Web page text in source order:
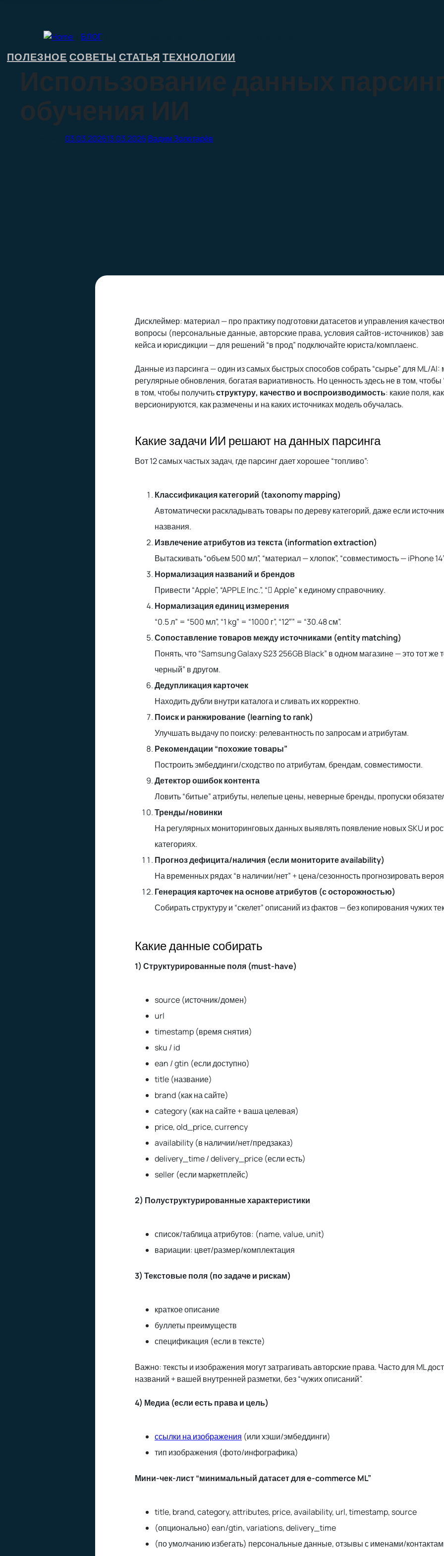
БЛОГ
ПОЛЕЗНОЕ СОВЕТЫ СТАТЬЯ ТЕХНОЛОГИИ
Использование данных
обучения ИИ
03.03.202613.03.2026 Вадим Золотарёв
Дисклеймер: материал — про практику подготовки датасетов и управления
вопросы (персональные данные, авторские права, условия сайтов-источников)
кейса и юрисдикции — для решений “в прод” подключайте юриста/комплаенс.
Данные из парсинга — один из самых быстрых способов собрать “сырье” для ML/AI:
регулярные обновления, богатая вариативность. Но ценность здесь не в том, чтобы
в том, чтобы получитьструктуру, качество и воспроизводимость: какие поля,
версионируются, как размечены и на каких источниках модель обучалась.
Какие задачи ИИ решают на данных парсинга
Вот 12 самых частых задач, где парсинг дает хорошее “топливо”:
Классификация категорий (taxonomy mapping)
Автоматически раскладывать товары по дереву категорий, даже если
названия.
Извлечение атрибутов из текста (information extraction)
Вытаскивать “объем 500 мл”, “материал — хлопок”, “совместимость — iPhone
Нормализация названий и брендов
Привести “Apple”, “APPLE Inc.”, “ Apple” к единому справочнику.
Нормализация единиц измерения
“0.5 л” = “500 мл”, “1 kg” = “1000 г”, “12″” = “30.48 см”.
Сопоставление товаров между источниками (entity matching)
Понять, что “Samsung Galaxy S23 256GB Black” в одном магазине — это тот же
черный” в другом.
Дедупликация карточек
Находить дубли внутри каталога и сливать их корректно.
Поиск и ранжирование (learning to rank)
Улучшать выдачу по поиску: релевантность по запросам и атрибутам.
Рекомендации “похожие товары”
Построить эмбеддинги/сходство по атрибутам, брендам, совместимости.
Детектор ошибок контента
Ловить “битые” атрибуты, нелепые цены, неверные бренды, пропуски
Тренды/новинки
На регулярных мониторинговых данных выявлять появление новых SKU и
категориях.
Прогноз дефицита/наличия (если мониторите availability)
На временных рядах “в наличии/нет” + цена/сезонность прогнозировать
Генерация карточек на основе атрибутов (с осторожностью)
Собирать структуру и “скелет” описаний из фактов — без копирования чужих
Какие данные собирать
1) Структурированные поля (must-have)
source (источник/домен)
url
timestamp (время снятия)
sku / id
ean / gtin (если доступно)
title (название)
brand (как на сайте)
category (как на сайте + ваша целевая)
price, old_price, currency
availability (в наличии/нет/предзаказ)
delivery_time / delivery_price (если есть)
seller (если маркетплейс)
2) Полуструктурированные характеристики
список/таблица атрибутов: (name, value, unit)
вариации: цвет/размер/комплектация
3) Текстовые поля (по задаче и рискам)
краткое описание
буллеты преимуществ
спецификация (если в тексте)
Важно: тексты и изображения могут затрагивать авторские права. Часто для ML
названий + вашей внутренней разметки, без “чужих описаний”.
4) Медиа (если есть права и цель)
ссылки на изображения (или хэши/эмбеддинги)
тип изображения (фото/инфографика)
Мини-чек-лист “минимальный датасет для e-commerce ML”
title, brand, category, attributes, price, availability, url, timestamp, source
(опционально) ean/gtin, variations, delivery_time
(по умолчанию избегать) персональные данные, отзывы с именами/